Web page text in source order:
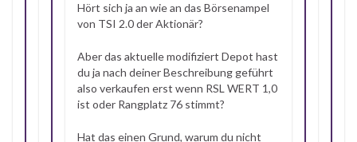
Hört sich ja an wie an das Börsenampel
von TSI 2.0 der Aktionär?
Aber das aktuelle modifiziert Depot hast
du ja nach deiner Beschreibung geführt
also verkaufen erst wenn RSL WERT 1,0
ist oder Rangplatz 76 stimmt?
Hat das einen Grund, warum du nicht